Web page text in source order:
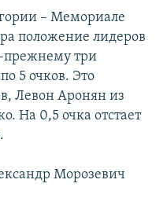
– Мемориале
положение лидеров
прежнему три
5 очков. Это
Левон Аронян из
На 0,5 очка отстает
Морозевич